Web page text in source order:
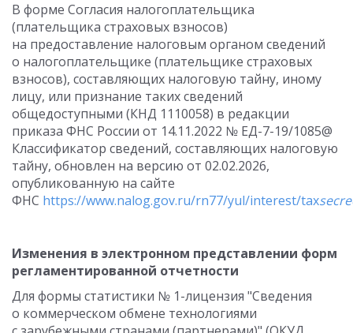
В форме Согласия налогоплательщика
(плательщика страховых взносов)
на предоставление налоговым органом сведений
о налогоплательщике (плательщике страховых
взносов), составляющих налоговую тайну, иному
лицу, или признание таких сведений
общедоступными (КНД 1110058) в редакции
приказа ФНС России от 14.11.2022 № ЕД-7-19/1085@
Классификатор сведений, составляющих налоговую
тайну, обновлен на версию от 02.02.2026,
опубликованную на сайте
ФНС https://www.nalog.gov.ru/rn77/yul/interest/tax
Изменения в электронном представлении форм
регламентированной отчетности
Для формы статистики № 1-лицензия "Сведения
о коммерческом обмене технологиями